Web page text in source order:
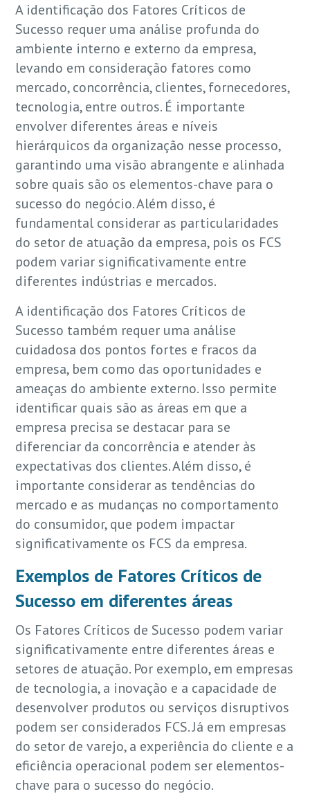
A identificação dos Fatores Críticos de
Sucesso requer uma análise profunda do
ambiente interno e externo da empresa,
levando em consideração fatores como
mercado, concorrência, clientes, fornecedores,
tecnologia, entre outros. É importante
envolver diferentes áreas e níveis
hierárquicos da organização nesse processo,
garantindo uma visão abrangente e alinhada
sobre quais são os elementos-chave para o
sucesso do negócio. Além disso, é
fundamental considerar as particularidades
do setor de atuação da empresa, pois os FCS
podem variar significativamente entre
diferentes indústrias e mercados.
A identificação dos Fatores Críticos de
Sucesso também requer uma análise
cuidadosa dos pontos fortes e fracos da
empresa, bem como das oportunidades e
ameaças do ambiente externo. Isso permite
identificar quais são as áreas em que a
empresa precisa se destacar para se
diferenciar da concorrência e atender às
expectativas dos clientes. Além disso, é
importante considerar as tendências do
mercado e as mudanças no comportamento
do consumidor, que podem impactar
significativamente os FCS da empresa.
Exemplos de Fatores Críticos de
Sucesso em diferentes áreas
Os Fatores Críticos de Sucesso podem variar
significativamente entre diferentes áreas e
setores de atuação. Por exemplo, em empresas
de tecnologia, a inovação e a capacidade de
desenvolver produtos ou serviços disruptivos
podem ser considerados FCS. Já em empresas
do setor de varejo, a experiência do cliente e a
eficiência operacional podem ser elementos-
chave para o sucesso do negócio.